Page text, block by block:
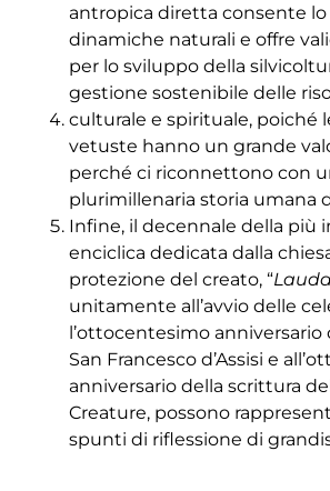
antropica diretta consente
dinamiche naturali e offre
per lo sviluppo della
gestione sostenibile delle
culturale e spirituale, poiché
vetuste hanno un grande
perché ci riconnettono con
plurimillenaria storia umana
Infine, il decennale della più
enciclica dedicata dalla
protezione del creato, “
unitamente all’avvio delle
l’ottocentesimo anniversario
San Francesco d’Assisi e
anniversario della scrittura
Creature, possono
spunti di riflessione di